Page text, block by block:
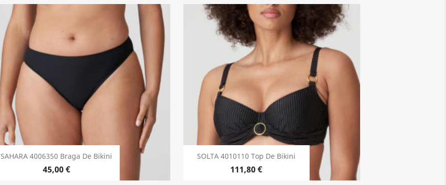
SAHARA 4006350 Braga De Bikini
45,00 €
SOLTA 4010110 Top De Bikini
111,80 €